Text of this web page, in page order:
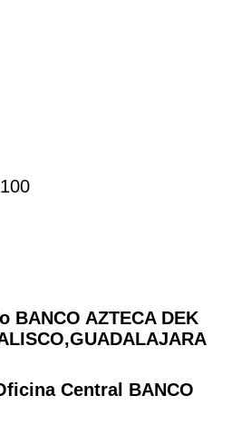
BANCO AZTECA DEK
Central BANCO